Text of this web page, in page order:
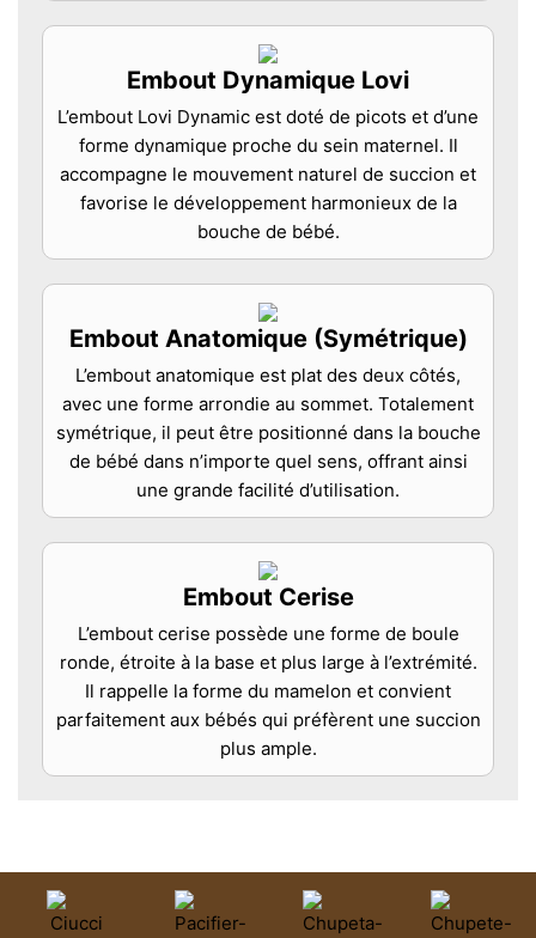
Embout Dynamique Lovi
L’embout Lovi Dynamic est doté de picots et d’une
forme dynamique proche du sein maternel. Il
accompagne le mouvement naturel de succion et
favorise le développement harmonieux de la
bouche de bébé.
Embout Anatomique (Symétrique)
L’embout anatomique est plat des deux côtés,
avec une forme arrondie au sommet. Totalement
symétrique, il peut être positionné dans la bouche
de bébé dans n’importe quel sens, offrant ainsi
une grande facilité d’utilisation.
Embout Cerise
L’embout cerise possède une forme de boule
ronde, étroite à la base et plus large à l’extrémité.
Il rappelle la forme du mamelon et convient
parfaitement aux bébés qui préfèrent une succion
plus ample.